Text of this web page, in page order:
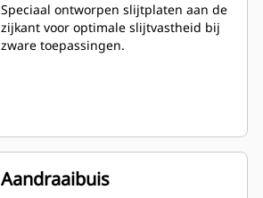
Speciaal ontworpen slijtplaten aan de
zijkant voor optimale slijtvastheid bij
zware toepassingen.
Aandraaibuis